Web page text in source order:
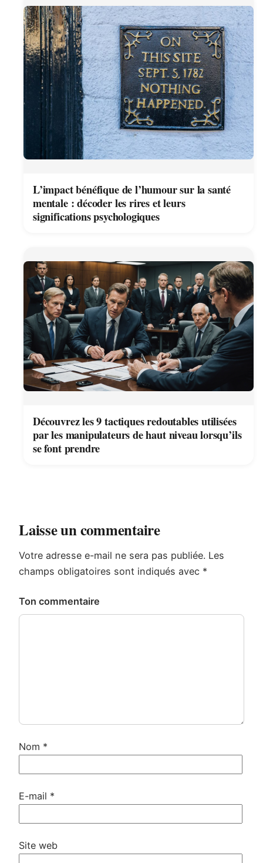
L’impact bénéfique de l’humour sur la santé
mentale : décoder les rires et leurs
significations psychologiques
Découvrez les 9 tactiques redoutables utilisées
par les manipulateurs de haut niveau lorsqu’ils
se font prendre
Laisse un commentaire
Votre adresse e-mail ne sera pas publiée. Les
champs obligatoires sont indiqués avec *
Ton commentaire
Nom *
E-mail *
Site web